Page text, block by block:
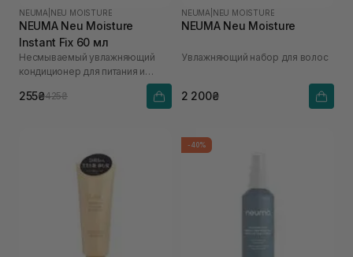
NEUMA NEU MOISTURE
NEUMA Neu Moisture
Instant Fix 60 мл
Несмываемый увлажняющий
кондиционер для питания и
255₴425₴
NEUMA NEU MOISTURE
NEUMA Neu Moisture
Увлажняющий набор для волос
2 200₴
-40%